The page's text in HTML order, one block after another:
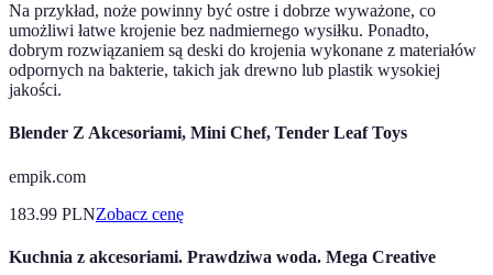
Na przykład, noże powinny być ostre i dobrze wyważone, co
umożliwi łatwe krojenie bez nadmiernego wysiłku. Ponadto,
dobrym rozwiązaniem są deski do krojenia wykonane z materiałów
odpornych na bakterie, takich jak drewno lub plastik wysokiej
jakości.
Blender Z Akcesoriami, Mini Chef, Tender Leaf Toys
empik.com
183.99 PLNZobacz cenę
Kuchnia z akcesoriami. Prawdziwa woda. Mega Creative